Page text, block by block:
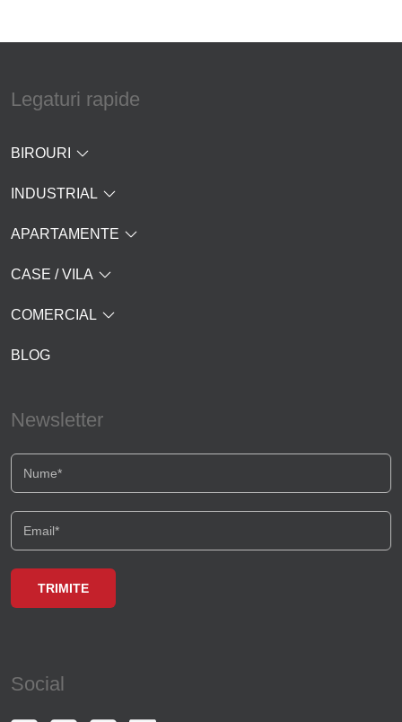
Legaturi rapide
BIROURI
INDUSTRIAL
APARTAMENTE
CASE / VILA
COMERCIAL
BLOG
Newsletter
Social